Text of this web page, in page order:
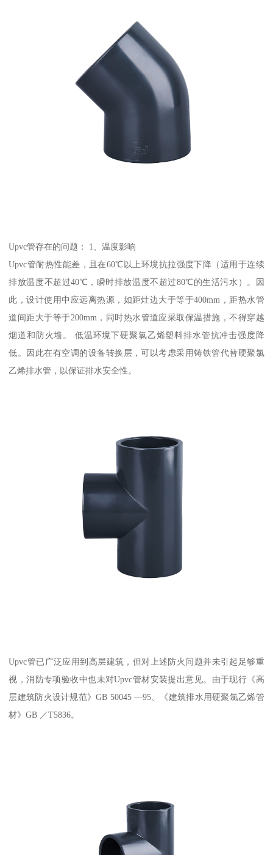
Upvc管存在的问题： 1、温度影响
Upvc管耐热性能差，且在60℃以上环境抗拉强度下降（适用于连续
排放温度不超过40℃，瞬时排放温度不超过80℃的生活污水）。因
此，设计使用中应远离热源，如距灶边大于等于400mm，距热水管
道间距大于等于200mm，同时热水管道应采取保温措施，不得穿越
烟道和防火墙。 低温环境下硬聚氯乙烯塑料排水管抗冲击强度降
低。因此在有空调的设备转换层，可以考虑采用铸铁管代替硬聚氯
乙烯排水管，以保证排水安全性。
Upvc管已广泛应用到高层建筑，但对上述防火问题并未引起足够重
视，消防专项验收中也未对Upvc管材安装提出意见。由于现行《高
层建筑防火设计规范》GB 50045 —95、《建筑排水用硬聚氯乙烯管
材》GB ／T5836。